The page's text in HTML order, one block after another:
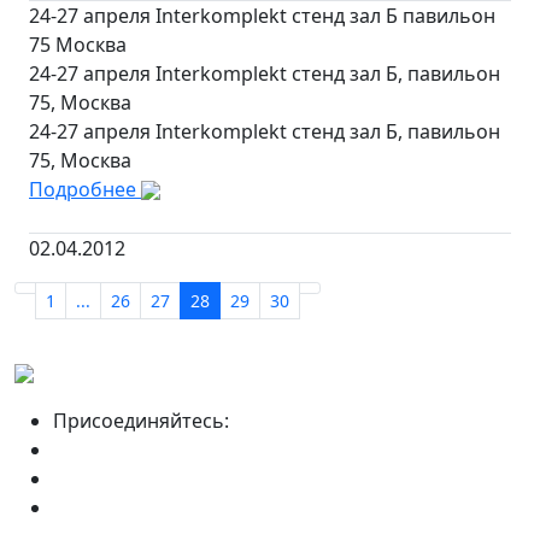
24-27 апреля Interkomplekt стенд зал Б павильон
75 Москва
24-27 апреля Interkomplekt стенд зал Б, павильон
75, Москва
24-27 апреля Interkomplekt стенд зал Б, павильон
75, Москва
Подробнее
02.04.2012
1 ... 26 27 28 29 30
Присоединяйтесь: